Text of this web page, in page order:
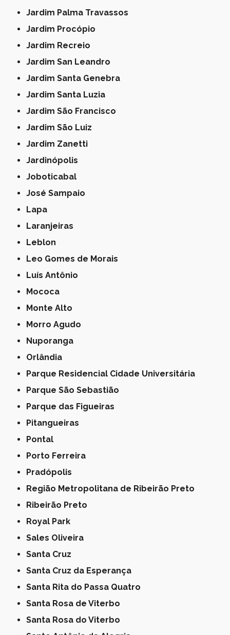
Jardim Palma Travassos
Jardim Procópio
Jardim Recreio
Jardim San Leandro
Jardim Santa Genebra
Jardim Santa Luzia
Jardim São Francisco
Jardim São Luiz
Jardim Zanetti
Jardinópolis
Joboticabal
José Sampaio
Lapa
Laranjeiras
Leblon
Leo Gomes de Morais
Luís Antônio
Mococa
Monte Alto
Morro Agudo
Nuporanga
Orlândia
Parque Residencial Cidade Universitária
Parque São Sebastião
Parque das Figueiras
Pitangueiras
Pontal
Porto Ferreira
Pradópolis
Região Metropolitana de Ribeirão Preto
Ribeirão Preto
Royal Park
Sales Oliveira
Santa Cruz
Santa Cruz da Esperança
Santa Rita do Passa Quatro
Santa Rosa de Viterbo
Santa Rosa do Viterbo